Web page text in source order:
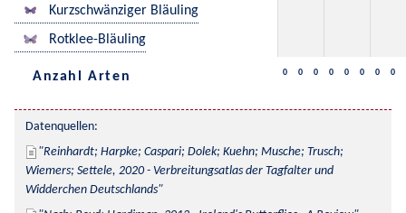
Kurzschwänziger Bläuling
Rotklee-Bläuling
Anzahl Arten 0 0 0 0 0 0 0 0
Datenquellen:
Reinhardt; Harpke; Caspari; Dolek; Kuehn; Musche; Trusch;
Wiemers; Settele, 2020 - Verbreitungsatlas der Tagfalter und
Widderchen Deutschlands